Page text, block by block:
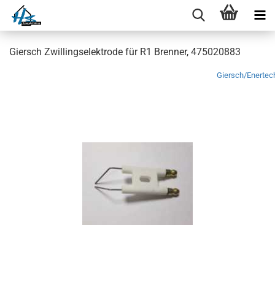
Giersch Zwillingselektrode für R1 Brenner, 475020883
Giersch/